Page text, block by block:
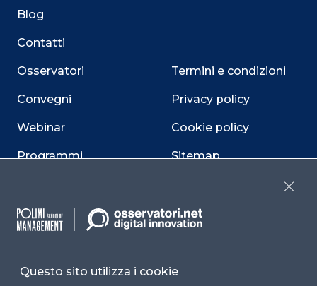
Blog
Contatti
Osservatori
Convegni
Webinar
Programmi
Termini e condizioni
Privacy policy
Cookie policy
Sitemap
Questo sito utilizza i cookie